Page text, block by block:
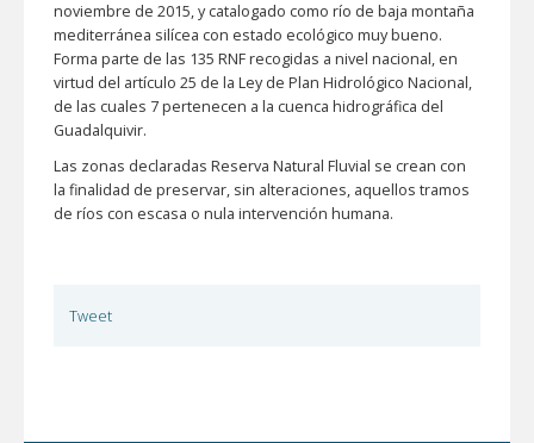
noviembre de 2015, y catalogado como río de baja montaña
mediterránea silícea con estado ecológico muy bueno.
Forma parte de las 135 RNF recogidas a nivel nacional, en
virtud del artículo 25 de la Ley de Plan Hidrológico Nacional,
de las cuales 7 pertenecen a la cuenca hidrográfica del
Guadalquivir.
Las zonas declaradas Reserva Natural Fluvial se crean con
la finalidad de preservar, sin alteraciones, aquellos tramos
de ríos con escasa o nula intervención humana.
Tweet